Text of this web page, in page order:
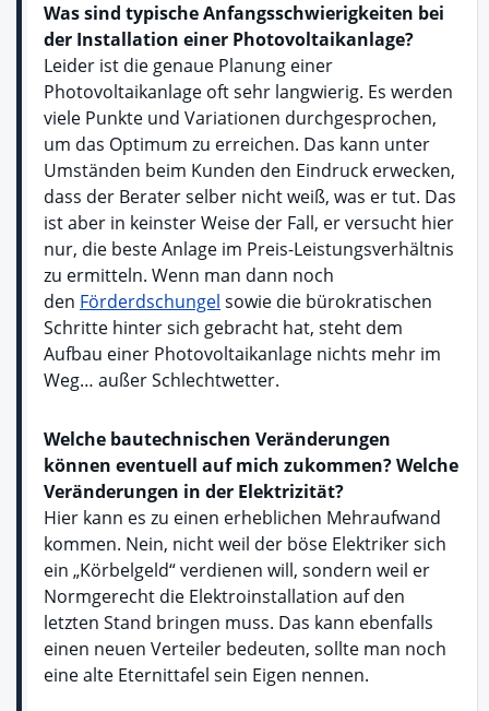
Was sind typische Anfangsschwierigkeiten bei
der Installation einer Photovoltaikanlage?
Leider ist die genaue Planung einer
Photovoltaikanlage oft sehr langwierig. Es werden
viele Punkte und Variationen durchgesprochen,
um das Optimum zu erreichen. Das kann unter
Umständen beim Kunden den Eindruck erwecken,
dass der Berater selber nicht weiß, was er tut. Das
ist aber in keinster Weise der Fall, er versucht hier
nur, die beste Anlage im Preis-Leistungsverhältnis
zu ermitteln. Wenn man dann noch
den Förderdschungel sowie die bürokratischen
Schritte hinter sich gebracht hat, steht dem
Aufbau einer Photovoltaikanlage nichts mehr im
Weg… außer Schlechtwetter.
Welche bautechnischen Veränderungen
können eventuell auf mich zukommen? Welche
Veränderungen in der Elektrizität?
Hier kann es zu einen erheblichen Mehraufwand
kommen. Nein, nicht weil der böse Elektriker sich
ein „Körbelgeld“ verdienen will, sondern weil er
Normgerecht die Elektroinstallation auf den
letzten Stand bringen muss. Das kann ebenfalls
einen neuen Verteiler bedeuten, sollte man noch
eine alte Eternittafel sein Eigen nennen.